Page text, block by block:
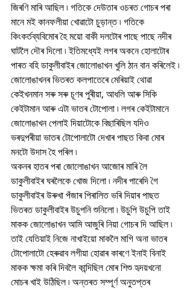
জিৰণি মাৰি আছিল ৷ গতিকে দেউতাৰ ওচৰত গোচৰ পৰা
মানে মই কানফলীয়া খোৱাটো চুড়ান্ত ৷ গতিকে
কিংকৰ্তব্যবিমোৰ হৈ ময়ো বাকী দলটোৰ পাছে পাছে নদীৰ
ঘাটলৈ দৌৰ দিলো ৷ ইতিমধ্যেই লগৰ অকনে হোলাটোৰ
পাৰত বহি ডাকুলীবাইৰ জোলোঙাখন খুলি ঠান বান কৰিলেই ৷
জোলোঙাখনৰ ভিতৰত কলপাতেৰে মেৰিয়াই থোৱা
কেইখনমান সৰু সৰু চূণৰ পুৰীয়া, আধলি আৰু সিকি
কেইটামান আৰু এটা ভাতৰ টোপোলা ৷ লগৰ কেইটামানে
জোলোঙাখন পেলাই দিয়াটোকে বিছাৰিছিল যদিও
ভৰদুপৰীয়া ভাতৰ টোপোলাটো দেখাৰ পাছত কিবা মোৰ
মনটো উদাস হৈ পৰিল ৷
অকনৰ হাতৰ পৰা জোলোঙাখন আজোৰ মাৰি লৈ
ডাকুলীবাইৰ ঘৰলৈকে খোজ দিলো ৷ নদীৰ পাৰেদি গৈ
ডাকুলীবাইৰ উৰুখা পঁজাৰ পিৰালিত ভৰি দিয়াৰ পাছত
ভিতৰত ডাকুলীবাইৰ উচুপনি শুনিলো ৷ উচুপি উচুপি তাই
মাকক জোলোঙাখন আমি আজুৰি নিয়া গোচৰ দি আছিল ৷
তাই যেতিয়াই নিজে নাখাইয়ো মাকলৈ মাগি অনা ভাতৰ
টোপোলাটো হেৰুৱাব লগীয়া হোৱাৰ কাৰণে ইনাই বিনাই
মাকক ক্ষমা কৰি দিবলৈ কান্দিছিল মোৰ শিশু হৃদয়খনো
মোচৰ খাই উঠিছিল ৷ অন্তৰত সম্পূৰ্ণ অনুতপ্তৰ